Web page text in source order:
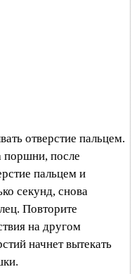
отверстие пальцем.
поршни, после
пальцем и
секунд, снова
Повторите
на другом
начнет вытекать